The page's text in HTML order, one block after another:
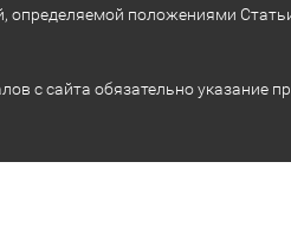
определяемой положениями
с сайта обязательно указание